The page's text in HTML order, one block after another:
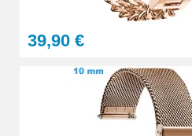
Kit démonter
Chasse-
4,90 €
39,90 €